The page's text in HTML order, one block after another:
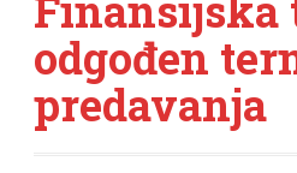
odgođen
predavanja